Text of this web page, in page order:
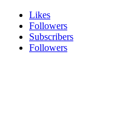
Likes
Followers
Subscribers
Followers